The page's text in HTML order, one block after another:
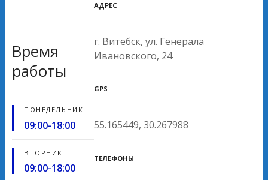
Время
работы
ПОНЕДЕЛЬНИК
09:00-18:00
ВТОРНИК
09:00-18:00
АДРЕС
г. Витебск, ул. Генерала
Ивановского, 24
GPS
55.165449, 30.267988
ТЕЛЕФОНЫ